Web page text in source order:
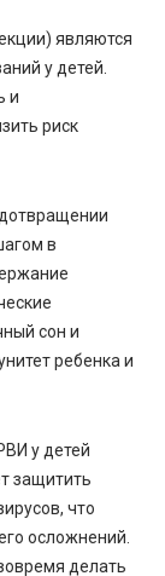
являются
у детей.
и
риск
в
сон и
ребенка и
у детей
защитить
что
осложнений.
делать